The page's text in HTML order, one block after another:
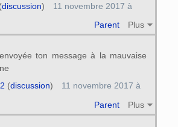
Parent Plus
(discussion)
11 novembre 2017 à
ton message à la mauvaise
Parent Plus
(discussion)
11 novembre 2017 à